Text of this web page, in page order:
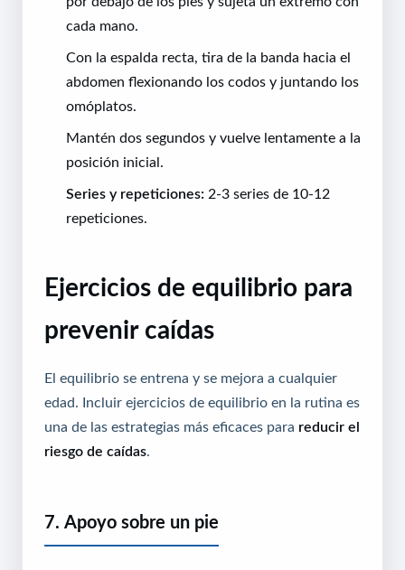
cada mano.
Con la espalda recta, tira de la banda hacia el
abdomen flexionando los codos y juntando los
omóplatos.
Mantén dos segundos y vuelve lentamente a la
posición inicial.
Series y repeticiones: 2-3 series de 10-12
repeticiones.
Ejercicios de equilibrio para
prevenir caídas
El equilibrio se entrena y se mejora a cualquier
edad. Incluir ejercicios de equilibrio en la rutina es
una de las estrategias más eficaces para reducir el
riesgo de caídas
7. Apoyo sobre un pie